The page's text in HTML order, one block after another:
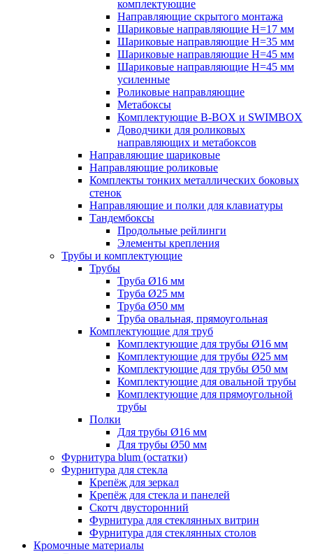
комплектующие
Направляющие скрытого монтажа
Шариковые направляющие H=17 мм
Шариковые направляющие H=35 мм
Шариковые направляющие H=45 мм
Шариковые направляющие H=45 мм
усиленные
Роликовые направляющие
Метабоксы
Комплектующие B-BOX и SWIMBOX
Доводчики для роликовых
направляющих и метабоксов
Направляющие шариковые
Направляющие роликовые
Комплекты тонких металлических боковых
стенок
Направляющие и полки для клавиатуры
Тандембоксы
Продольные рейлинги
Элементы крепления
Трубы и комплектующие
Трубы
Труба Ø16 мм
Труба Ø25 мм
Труба Ø50 мм
Труба овальная, прямоугольная
Комплектующие для труб
Комплектующие для трубы Ø16 мм
Комплектующие для трубы Ø25 мм
Комплектующие для трубы Ø50 мм
Комплектующие для овальной трубы
Комплектующие для прямоугольной
трубы
Полки
Для трубы Ø16 мм
Для трубы Ø50 мм
Фурнитура blum (остатки)
Фурнитура для стекла
Крепёж для зеркал
Крепёж для стекла и панелей
Скотч двусторонний
Фурнитура для стеклянных витрин
Фурнитура для стеклянных столов
Кромочные материалы